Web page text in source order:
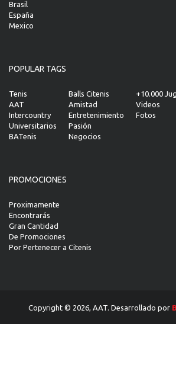
Brasil
España
Mexico
POPULAR TAGS
Tenis
AAT
Intercountry
Universitarios
BATenis
Balls Citenis
Amistad
Entretenimiento
Pasión
Negocios
+10.000
Videos
Fotos
PROMOCIONES
Proximamente
Encontrarás
Gran Cantidad
De Promociones
Por Pertenecer a Citenis
Copyright © 2026, AAT. Desarrollado por